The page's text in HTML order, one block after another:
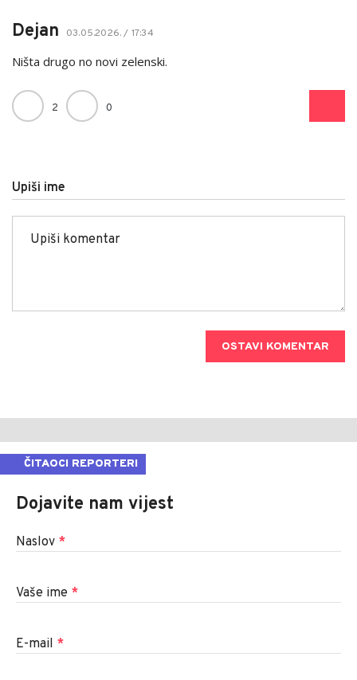
Dejan 03.05.2026. / 17:34
Ništa drugo no novi zelenski.
2 0
Upiši ime
OSTAVI KOMENTAR
ČITAOCI REPORTERI
Dojavite nam vijest
Naslov *
Vaše ime *
E-mail *